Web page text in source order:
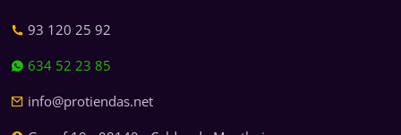
93 120 25 92
634 52 23 85
info@protiendas.net